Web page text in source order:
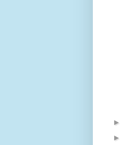
►
►